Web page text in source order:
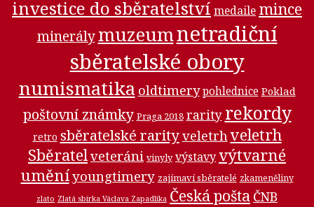
investice do sběratelství medaile mince
minerálymuzeumnetradiční
sběratelské obory
numismatika oldtimery pohlednice Poklad
poštovní známky Praga 2018 rarity rekordy
retro sběratelské rarityveletrhveletrh
Sběratelveteráni vinyly výstavyvýtvarné
uměníyoungtimery zajímaví sběratelé zkameněliny
zlato Zlatá sbírka Václava Zapadlíka Česká pošta ČNB